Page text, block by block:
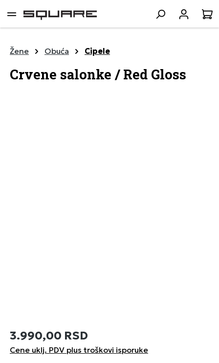
sadržaj
Žene Obuća Cipele
Crvene salonke / Red Gloss
3.990,00 RSD
Cene uklj. PDV plus troškovi isporuke